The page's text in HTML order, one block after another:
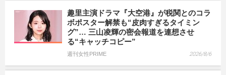
趣里主演ドラマ『大空港』が税関とのコラ
ボポスター解禁も“皮肉すぎるタイミン
グ”… 三山凌輝の密会報道を連想させ
る“キャッチコピー”
週刊女性PRIME 2026/8/6